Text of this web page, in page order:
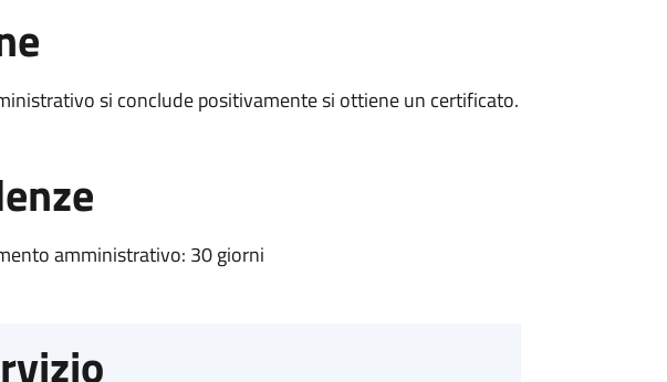
si conclude positivamente si ottiene un certificato.
amministrativo: 30 giorni